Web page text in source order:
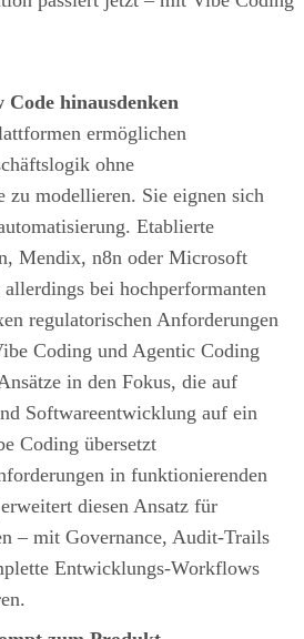
hinausdenken
ermöglichen
ohne
zu modellieren. Sie eignen sich
Etablierte
Mendix, n8n oder Microsoft
bei hochperformanten
regulatorischen Anforderungen
Coding und Agentic Coding
in den Fokus, die auf
Softwareentwicklung auf ein
Coding übersetzt
in funktionierenden
diesen Ansatz für
– mit Governance, Audit-Trails
Entwicklungs-Workflows